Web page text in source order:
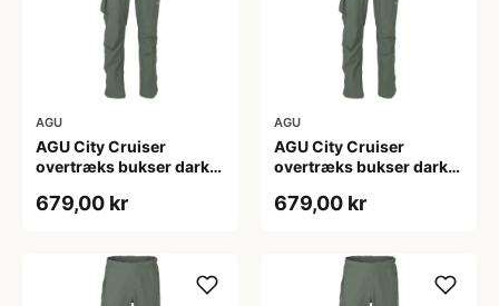
AGU
AGU City Cruiser
overtræks bukser dark
679,00 kr
AGU
AGU City Cruiser
overtræks bukser dark
679,00 kr